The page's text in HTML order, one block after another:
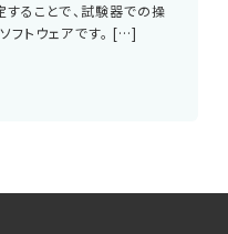
ることで、試験器での操
フトウェアです。 […]